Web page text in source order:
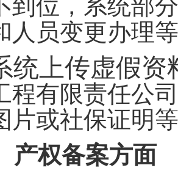
到位，系统部
人员变更办理
统上传虚假资
程有限责任公
片或社保证明
产权备案方面